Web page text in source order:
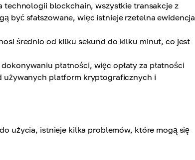
technologii blockchain, wszystkie transakcje z
być sfałszowane, więc istnieje rzetelna ewidencja
średnio od kilku sekund do kilku minut, co jest
płatności, więc opłaty za płatności
używanych platform kryptograficznych i
użycia, istnieje kilka problemów, które mogą się